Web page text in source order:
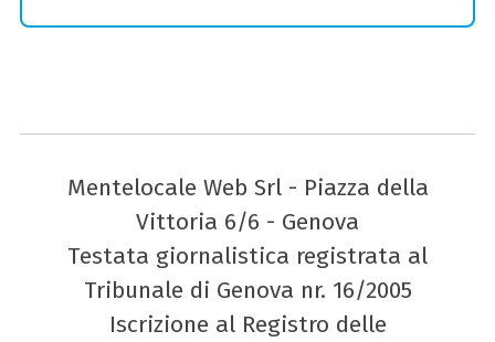
Mentelocale Web Srl - Piazza della
Vittoria 6/6 - Genova
Testata giornalistica registrata al
Tribunale di Genova nr. 16/2005
Iscrizione al Registro delle